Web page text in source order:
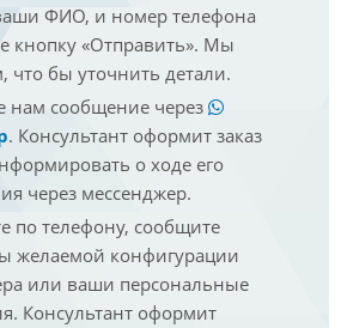
ФИО, и номер телефона
кнопку «Отправить». Мы
что бы уточнить детали.
нам сообщение через
. Консультант оформит заказ
о ходе его
через мессенджер.
по телефону, сообщите
желаемой конфигурации
или ваши персональные
Консультант оформит